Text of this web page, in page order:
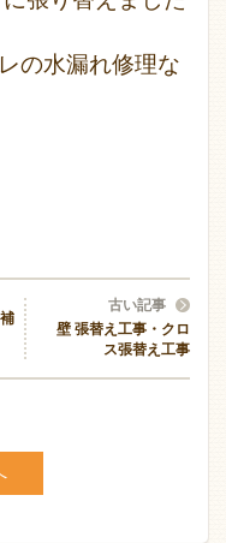
の水漏れ修理な
古い記事
壁 張替え工事・クロ
ス張替え工事